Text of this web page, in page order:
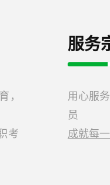
，
考
服务
用心服
员
成就每